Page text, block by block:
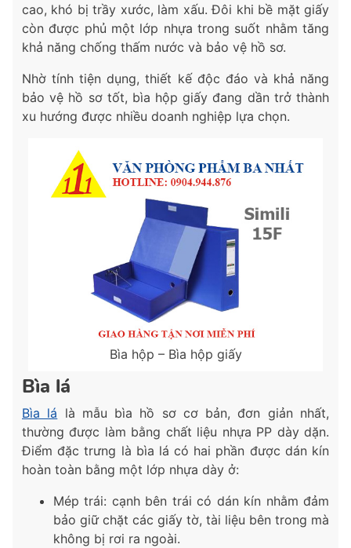
cao, khó bị trầy xước, làm xấu. Đôi khi bề mặt giấy
còn được phủ một lớp nhựa trong suốt nhằm tăng
khả năng chống thấm nước và bảo vệ hồ sơ.
Nhờ tính tiện dụng, thiết kế độc đáo và khả năng
bảo vệ hồ sơ tốt, bìa hộp giấy đang dần trở thành
xu hướng được nhiều doanh nghiệp lựa chọn.
Bìa hộp – Bìa hộp giấy
Bìa lá
Bìa lá là mẫu bìa hồ sơ cơ bản, đơn giản nhất,
thường được làm bằng chất liệu nhựa PP dày dặn.
Điểm đặc trưng là bìa lá có hai phần được dán kín
hoàn toàn bằng một lớp nhựa dày ở:
Mép trái: cạnh bên trái có dán kín nhằm đảm
bảo giữ chặt các giấy tờ, tài liệu bên trong mà
không bị rơi ra ngoài.